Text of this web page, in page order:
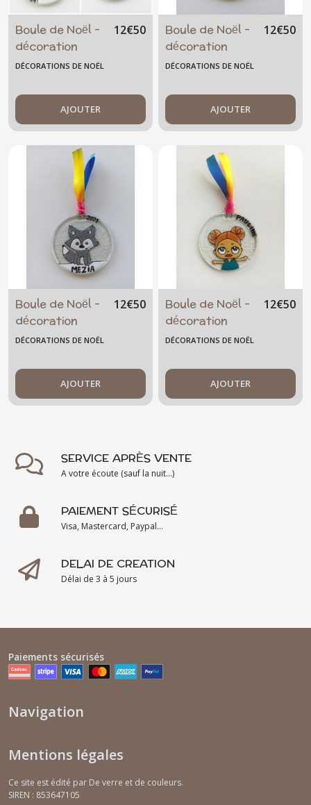
Boule de Noël -
décoration
personnalisable
christmas -
licorne -
unicorn
12€50
DÉCORATIONS DE NOËL
AJOUTER
Boule de Noël -
décoration
personnalisable
christmas -
renard roux
12€50
DÉCORATIONS DE NOËL
AJOUTER
Boule de Noël -
décoration
personnalisable
christmas -
renard gris
12€50
DÉCORATIONS DE NOËL
AJOUTER
Boule de Noël -
décoration
personnalisable
christmas
12€50
DÉCORATIONS DE NOËL
AJOUTER
SERVICE APRÈS VENTE
A votre écoute (sauf la nuit...)
PAIEMENT SÉCURISÉ
Visa, Mastercard, Paypal...
DELAI DE CREATION
Délai de 3 à 5 jours
Paiements sécurisés
Navigation
Mentions légales
Ce site est édité par De verre et de couleurs.
SIREN : 853647105